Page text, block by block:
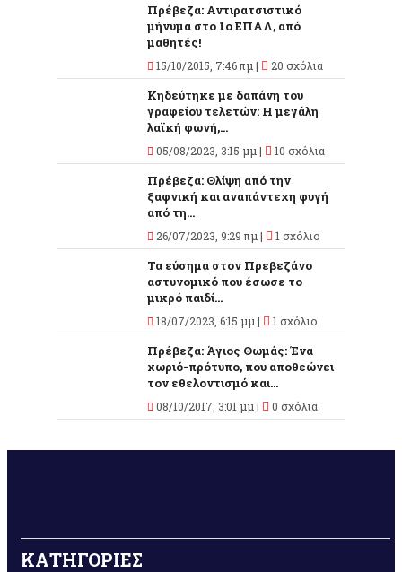
Πρέβεζα: Αντιρατσιστικό
μήνυμα στο 1ο ΕΠΑΛ, από
μαθητές!
15/10/2015, 7:46 πμ | 20 σχόλια
Κηδεύτηκε με δαπάνη του
γραφείου τελετών: Η μεγάλη
λαϊκή φωνή,...
05/08/2023, 3:15 μμ | 10 σχόλια
Πρέβεζα: Θλίψη από την
ξαφνική και αναπάντεχη φυγή
από τη...
26/07/2023, 9:29 πμ | 1 σχόλιο
Τα εύσημα στον Πρεβεζάνο
αστυνομικό που έσωσε το
μικρό παιδί...
18/07/2023, 6:15 μμ | 1 σχόλιο
Πρέβεζα: Άγιος Θωμάς: Ένα
χωριό-πρότυπο, που αποθεώνει
τον εθελοντισμό και...
08/10/2017, 3:01 μμ | 0 σχόλια
ΚΑΤΗΓΟΡΙΕΣ